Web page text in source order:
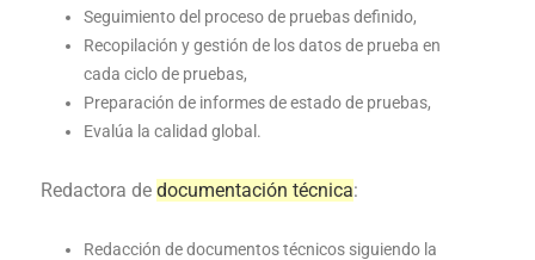
Seguimiento del proceso de pruebas definido,
Recopilación y gestión de los datos de prueba en
cada ciclo de pruebas,
Preparación de informes de estado de pruebas,
Evalúa la calidad global.
Redactora de documentación técnica:
Redacción de documentos técnicos siguiendo la